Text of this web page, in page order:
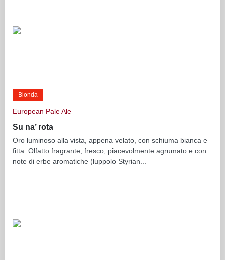
Bionda
European Pale Ale
Su na’ rota
Oro luminoso alla vista, appena velato, con schiuma bianca e
fitta. Olfatto fragrante, fresco, piacevolmente agrumato e con
note di erbe aromatiche (luppolo Styrian...